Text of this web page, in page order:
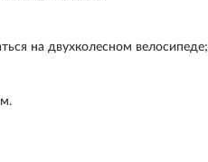
на двухколесном велосипеде;